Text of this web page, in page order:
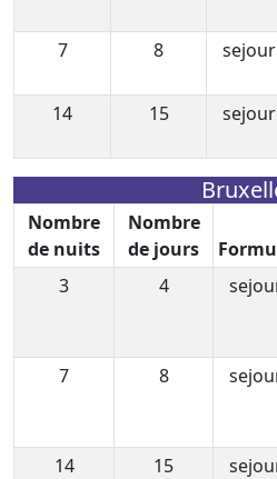
7
8 sejour
14
15 sejour
Nombre
de nuits
Nombre
de jours
3
4
7
8
14
15